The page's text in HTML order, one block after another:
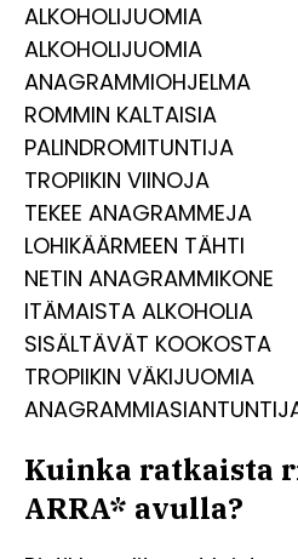
ALKOHOLIJUOMIA
ALKOHOLIJUOMIA
ANAGRAMMIOHJELMA
ROMMIN KALTAISIA
PALINDROMITUNTIJA
TROPIIKIN VIINOJA
TEKEE ANAGRAMMEJA
LOHIKÄÄRMEEN TÄHTI
NETIN ANAGRAMMIKONE
ITÄMAISTA ALKOHOLIA
SISÄLTÄVÄT KOOKOSTA
TROPIIKIN VÄKIJUOMIA
Kuinka ratkaista
ARRA* avulla?